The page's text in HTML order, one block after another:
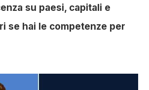
su paesi, capitali e
se hai le competenze per